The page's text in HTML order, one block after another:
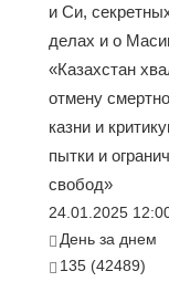
и Си,
делах и о
«Казахстан
отмену
казни и
пытки и
свобод»
24.01.2025
День за днем
135 (42489)